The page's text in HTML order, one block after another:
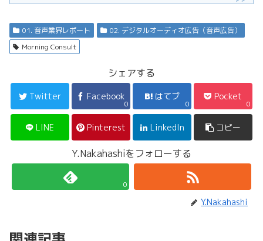
01. 音声業界レポート
02. デジタルオーディオ広告（音声広告）
Morning Consult
シェアする
Twitter Facebook
0
はてブ
0
Pocket
0
LINE Pinterest LinkedIn コピー
Y.Nakahashiをフォローする
0
Y.Nakahashi